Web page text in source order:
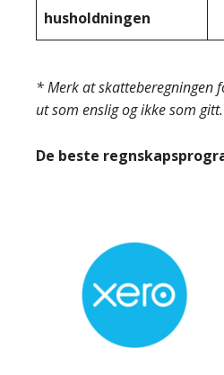
husholdningen
* Merk at skatteberegningen
ut som enslig og ikke som gitt.
De beste